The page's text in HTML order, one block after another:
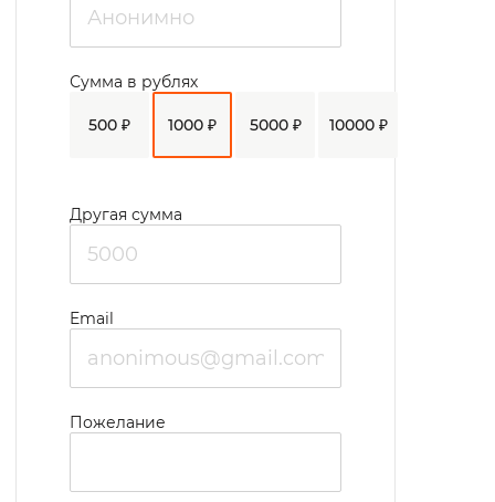
500 ₽ 1000 ₽ 5000 ₽ 10000 ₽
Сумма в рублях
Другая сумма
Email
Пожелание